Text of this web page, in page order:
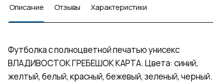
Описание Отзывы Характеристики
Футболка с полноцветной печатью унисекс
ВЛАДИВОСТОК ГРЕБЕШОК КАРТА. Цвета: синий,
желтый, белый, красный, бежевый, зеленый, черный.